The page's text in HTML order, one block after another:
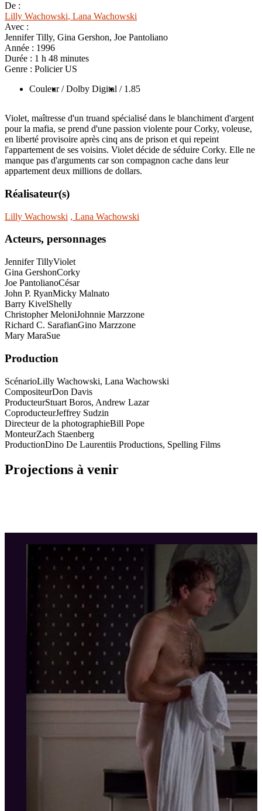
De :
Lilly Wachowski, Lana Wachowski
Avec :
Jennifer Tilly, Gina Gershon, Joe Pantoliano
Année : 1996
Durée : 1 h 48 minutes
Genre : Policier US
Couleur / Dolby Digital / 1.85
Violet, maîtresse d'un truand spécialisé dans le blanchiment d'argent
pour la mafia, se prend d'une passion violente pour Corky, voleuse,
en liberté provisoire après cinq ans de prison et qui repeint
l'appartement de ses voisins. Violet décide de séduire Corky. Elle ne
manque pas d'arguments car son compagnon cache dans leur
appartement deux millions de dollars.
Réalisateur(s)
Lilly Wachowski , Lana Wachowski
Acteurs, personnages
Jennifer TillyViolet
Gina GershonCorky
Joe PantolianoCésar
John P. RyanMicky Malnato
Barry KivelShelly
Christopher MeloniJohnnie Marzzone
Richard C. SarafianGino Marzzone
Mary MaraSue
Production
ScénarioLilly Wachowski, Lana Wachowski
CompositeurDon Davis
ProducteurStuart Boros, Andrew Lazar
CoproducteurJeffrey Sudzin
Directeur de la photographieBill Pope
MonteurZach Staenberg
ProductionDino De Laurentiis Productions, Spelling Films
Projections à venir